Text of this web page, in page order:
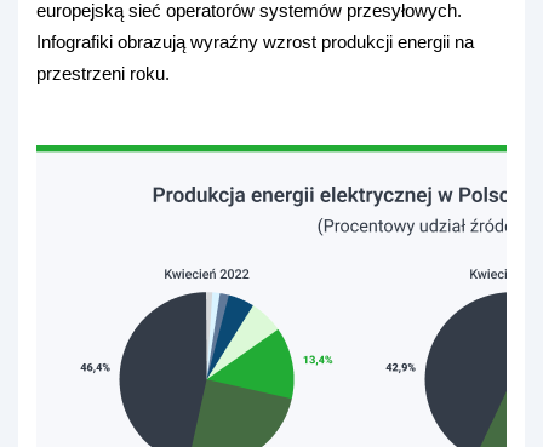
europejską sieć operatorów systemów przesyłowych.
Infografiki obrazują wyraźny wzrost produkcji energii na
przestrzeni roku.